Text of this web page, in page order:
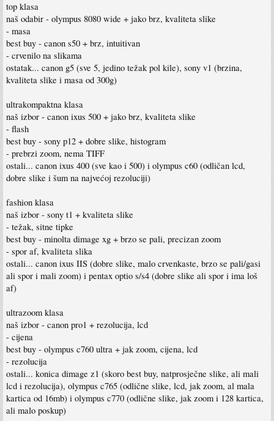
top klasa
naš odabir - olympus 8080 wide + jako brz, kvaliteta slike
- masa
best buy - canon s50 + brz, intuitivan
- crvenilo na slikama
ostatak... canon g5 (sve 5, jedino težak pol kile), sony v1 (brzina,
kvaliteta slike i masa od 300g)
ultrakompaktna klasa
naš izbor - canon ixus 500 + jako brz, kvaliteta slike
- flash
best buy - sony p12 + dobre slike, histogram
- prebrzi zoom, nema TIFF
ostali... canon ixus 400 (sve kao i 500) i olympus c60 (odličan lcd,
dobre slike i šum na najvećoj rezoluciji)
fashion klasa
naš izbor - sony t1 + kvaliteta slike
- težak, sitne tipke
best buy - minolta dimage xg + brzo se pali, precizan zoom
- spor af, kvaliteta slika
ostali... canon ixus IIS (dobre slike, malo crvenkaste, brzo se pali/gasi
ali spor i mali zoom) i pentax optio s/s4 (dobre slike ali spor i ima loš
af)
ultrazoom klasa
naš izbor - canon pro1 + rezolucija, lcd
- cijena
best buy - olympus c760 ultra + jak zoom, cijena, lcd
- rezolucija
ostali... konica dimage z1 (skoro best buy, natprosječne slike, ali mali
lcd i rezolucija), olympus c765 (odlične slike, lcd, jak zoom, al mala
kartica od 16mb) i olympus c770 (odlične slike, jak zoom i 128 kartica,
ali malo poskup)